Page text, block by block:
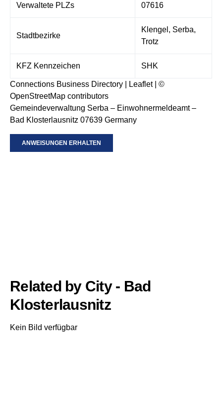
Verwaltete PLZs 07616
Stadtbezirke
Klengel, Serba,
Trotz
KFZ Kennzeichen SHK
Connections Business Directory Leaflet| ©
OpenStreetMap contributors
Gemeindeverwaltung Serba – Einwohnermeldeamt –
Bad Klosterlausnitz 07639 Germany
ANWEISUNGEN ERHALTEN
Related by City - Bad
Klosterlausnitz
Kein Bild verfügbar